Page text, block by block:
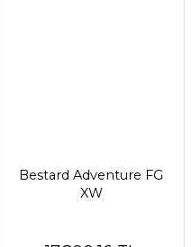
Bestard Adventure FG
XW